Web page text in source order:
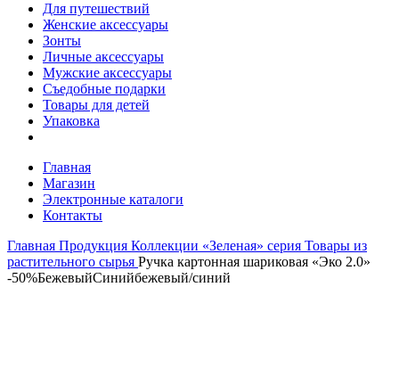
Для путешествий
Женские аксессуары
Зонты
Личные аксессуары
Мужские аксессуары
Съедобные подарки
Товары для детей
Упаковка
Главная
Магазин
Электронные каталоги
Контакты
Главная Продукция Коллекции «Зеленая» серия Товары из
растительного сырья Ручка картонная шариковая «Эко 2.0»
-50%БежевыйСинийбежевый/синий